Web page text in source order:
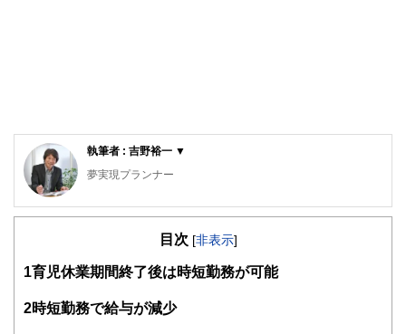
執筆者 : 吉野裕一 ▼
夢実現プランナー
2級ファイナンシャルプランニング技能士／2級DCプランナ
る方が安心して過ごせるプランニングを行うための総括的な
各種セミナーやコラムなど多数の実績があり、定評を受けて
https://moneysmith.biz
目次 [非表示]
1 育児休業期間終了後は時短勤務が可能
2時短勤務で給与が減少